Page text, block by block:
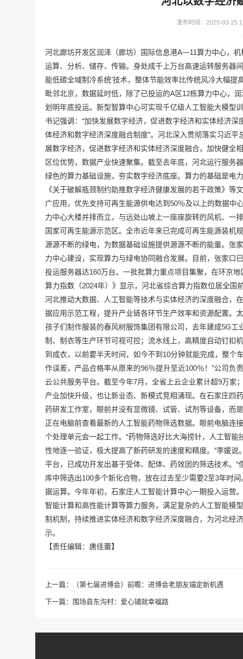
发布时间：2025-03-25
河北廊坊开发区润泽（廊坊）国际信息港A—11算力中心，
运算、分析、储存、传输。身处成千上万台高速运转服务器
能低碳全域制冷系统’技术，整体节能效率比传统风冷大幅
毗邻北京，数据延时低，除了已投运的A区12栋算力中心
划明年底投运。新型智算中心可实现千亿级人工智能大模型
书记强调：“加快发展数字经济，促进数字经济和实体经济
体经济和数字经济深度融合制度”。河北深入贯彻落实习近
展数字经济，促进数字经济和实体经济深度融合，加快健全
区位优势，数据产业快速聚集。截至去年底，河北运行服务
绿色的算力基础设施，夯实数字经济底座。算力的基础是电
《关于破解瓶颈制约助推数字经济健康发展的若干政策》
广应用，优先支持可再生能源供电达到50％及以上的数据中
力中心大楼并排而立，与远处山坡上一座座旋转的风机、一
国家可再生能源示范区。全市近年来已完成可再生能源装机
源源不断的绿电，为数据基础设施提供源源不断的能量。张
力中心建设，实现算力与绿电协同融合发展。目前，张家口
投运服务器达160万台。一批批算力重点项目集聚，在环京
算力指数（2024年）》显示，河北省综合算力指数位居全国
河北推动大数据、人工智能等技术与实体经济的深度融合，
据应用示范工程，提升产业链各环节生产效率和资源配置。
孩子们制作服装的春风树服饰集团有限公司，去年建成5G
制、制衣等生产环节可视可控；流水线上，高精度自动钉扣
到成衣，以前要半天时间，如今不到10分钟就能完成，整个
作误差，产品合格率从原来的96％提升至近100％！”公司负
云公共服务平台。截至今年7月，全省上云企业累计超9万家
产业加快升级，也让新业态、新模式竞相涌现。在石家庄四
药研发工作室，眼前并没有显微镜、试管、试剂等设备，而
正在电脑前查看最新的人工智能药物筛选数据。眼前电脑连
个处理单元会一起工作。“药物筛选好比大海捞针，人工智能
性地逐一验证，极大提高了新药研发的速度和精度。”李媛
平台，已成功开发出基于受体、配体、药效团的筛选技术。
库中筛选出100多个新化合物，放在过去至少需要2至3年时
据运算。今年年初，石家庄人工智能计算中心一期投入运营
智能计算和高性能计算等算力服务，满足复杂的人工智能模
制机制，持续推进实体经济和数字经济深度融合，为河北经
示。
【责任编辑：唐佳蕾】
上一篇： （第七届进博会）前瞻：进博会老朋友锚定新机遇
下一篇： 围场县东沟村：爱心铺就幸福路